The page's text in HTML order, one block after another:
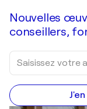
Nouvelles
conseillers,